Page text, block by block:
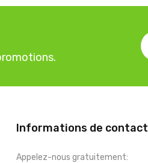
Informations de contact
Appelez-nous gratuitement: